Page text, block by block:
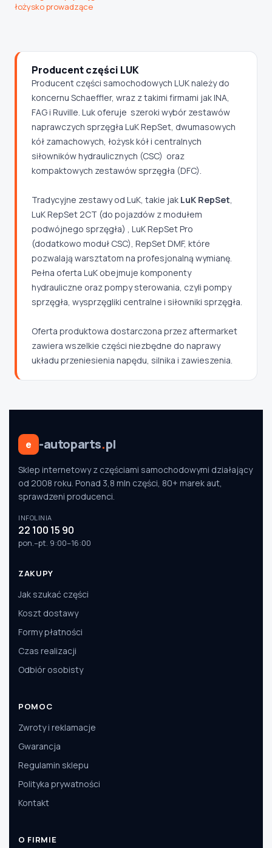
łożysko prowadzące
Producent części LUK
Producent części samochodowych LUK należy do
koncernu Schaeffler, wraz z takimi firmami jak INA,
FAG i Ruville. Luk oferuje szeroki wybór zestawów
naprawczych sprzęgła LuK RepSet, dwumasowych
kół zamachowych, łożysk kół i centralnych
siłowników hydraulicznych (CSC) oraz
kompaktowych zestawów sprzęgła (DFC).
Tradycyjne zestawy od LuK, takie jak LuK RepSet
LuK RepSet 2CT (do pojazdów z modułem
podwójnego sprzęgła) , LuK RepSet Pro
(dodatkowo moduł CSC), RepSet DMF, które
pozwalają warsztatom na profesjonalną wymianę.
Pełna oferta LuK obejmuje komponenty
hydrauliczne oraz pompy sterowania, czyli pompy
sprzęgła, wysprzęgliki centralne i siłowniki sprzęgła.
Oferta produktowa dostarczona przez aftermarket
zawiera wszelkie części niezbędne do naprawy
układu przeniesienia napędu, silnika i zawieszenia.
e -autoparts.pl
Sklep internetowy z częściami samochodowymi działający
od 2008 roku. Ponad 3,8 mln części, 80+ marek aut,
sprawdzeni producenci.
INFOLINIA
22 100 15 90
pon.–pt. 9:00–16:00
ZAKUPY
Jak szukać części
Koszt dostawy
Formy płatności
Czas realizacji
Odbiór osobisty
POMOC
Zwroty i reklamacje
Gwarancja
Regulamin sklepu
Polityka prywatności
Kontakt
O FIRMIE